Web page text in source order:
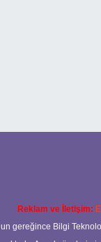
Reklam ve İletişim:
gereğince Bilgi